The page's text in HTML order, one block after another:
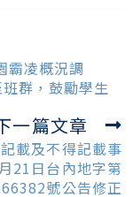
霸凌概況調
群，鼓勵學生
一篇文章
載及不得記載事
21日台內地字第
號公告修正